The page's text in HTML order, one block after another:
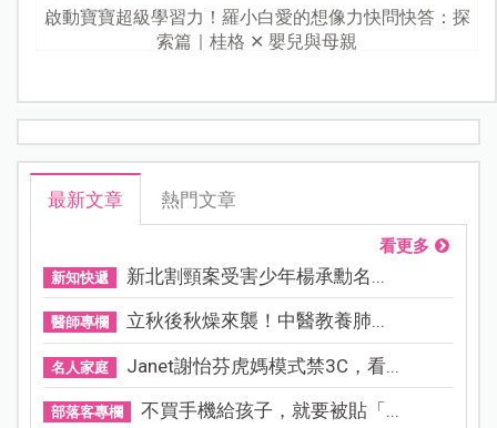
啟動寶寶超級學習力！羅小白愛的想像力快問快答：探
索篇｜桂格 ✕ 嬰兒與母親
最新文章 熱門文章
看更多
新知快遞 新北割頸案受害少年楊承勳名...
醫師專欄 立秋後秋燥來襲！中醫教養肺...
名人家庭 Janet謝怡芬虎媽模式禁3C，看...
部落客專欄 不買手機給孩子，就要被貼「...